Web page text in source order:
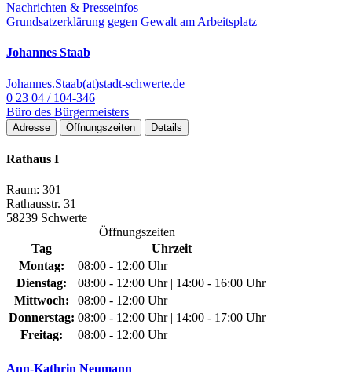
Nachrichten & Presseinfos
Grundsatzerklärung gegen Gewalt am Arbeitsplatz
Johannes Staab
Johannes.Staab(at)stadt-schwerte.de
0 23 04 / 104-346
Büro des Bürgermeisters
Adresse Öffnungszeiten Details
Rathaus I
Raum: 301
Rathausstr. 31
58239 Schwerte
Öffnungszeiten
Tag
Uhrzeit
Montag:
08:00 - 12:00 Uhr
Dienstag:
08:00 - 12:00 Uhr | 14:00 - 16:00 Uhr
Mittwoch:
08:00 - 12:00 Uhr
Donnerstag: 08:00 - 12:00 Uhr | 14:00 - 17:00 Uhr
Freitag:
08:00 - 12:00 Uhr
Ann-Kathrin Neumann